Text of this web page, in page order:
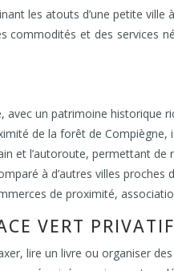
les atouts d’une petite
commodités et des services
avec un patrimoine historique
de la forêt de Compiègne,
et l’autoroute, permettant de
à d’autres villes proches
de proximité,
VERT PRIVATIF
lire un livre ou organiser